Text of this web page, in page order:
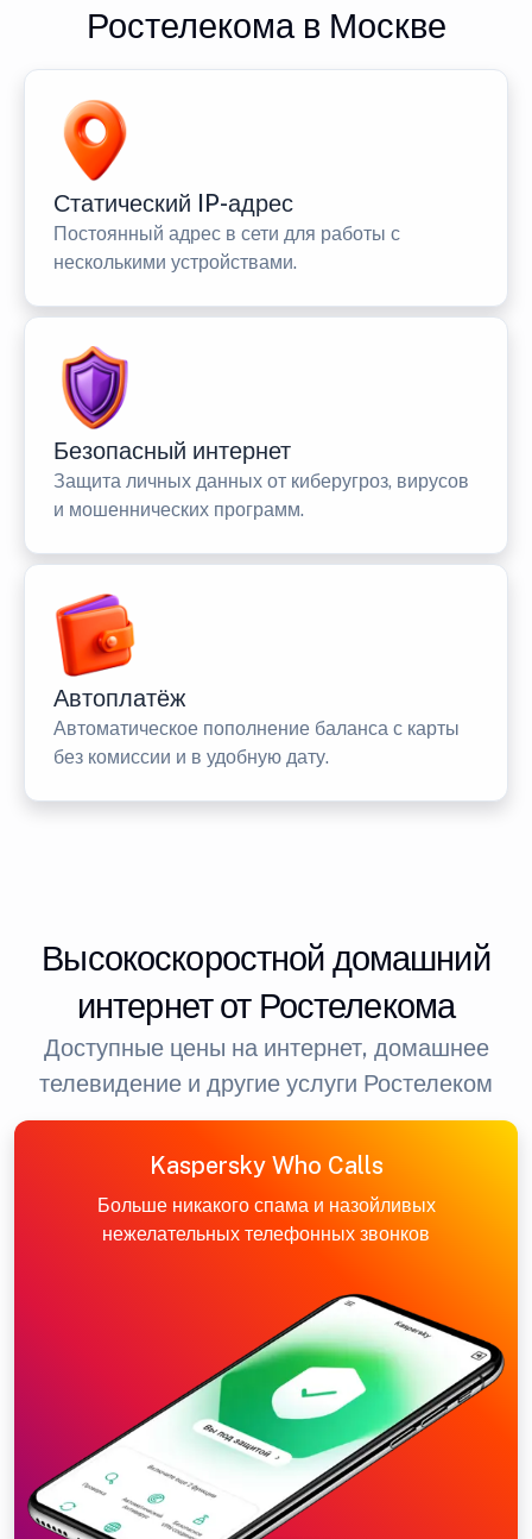
Ростелекома в Москве
Статический IP-адрес
Постоянный адрес в сети для работы с
несколькими устройствами.
Безопасный интернет
Защита личных данных от киберугроз, вирусов
и мошеннических программ.
Автоплатёж
Автоматическое пополнение баланса с карты
без комиссии и в удобную дату.
Высокоскоростной домашний
интернет от Ростелекома
Доступные цены на интернет, домашнее
телевидение и другие услуги Ростелеком
Kaspersky Who Calls
Больше никакого спама и назойливых
нежелательных телефонных звонков